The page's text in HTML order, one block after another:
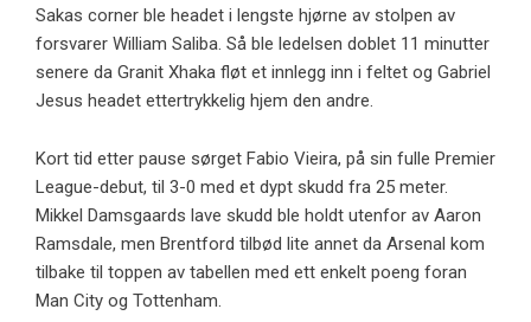
Sakas corner ble headet i lengste hjørne av stolpen av
forsvarer William Saliba. Så ble ledelsen doblet 11 minutter
senere da Granit Xhaka fløt et innlegg inn i feltet og Gabriel
Jesus headet ettertrykkelig hjem den andre.
Kort tid etter pause sørget Fabio Vieira, på sin fulle Premier
League-debut, til 3-0 med et dypt skudd fra 25 meter.
Mikkel Damsgaards lave skudd ble holdt utenfor av Aaron
Ramsdale, men Brentford tilbød lite annet da Arsenal kom
tilbake til toppen av tabellen med ett enkelt poeng foran
Man City og Tottenham.